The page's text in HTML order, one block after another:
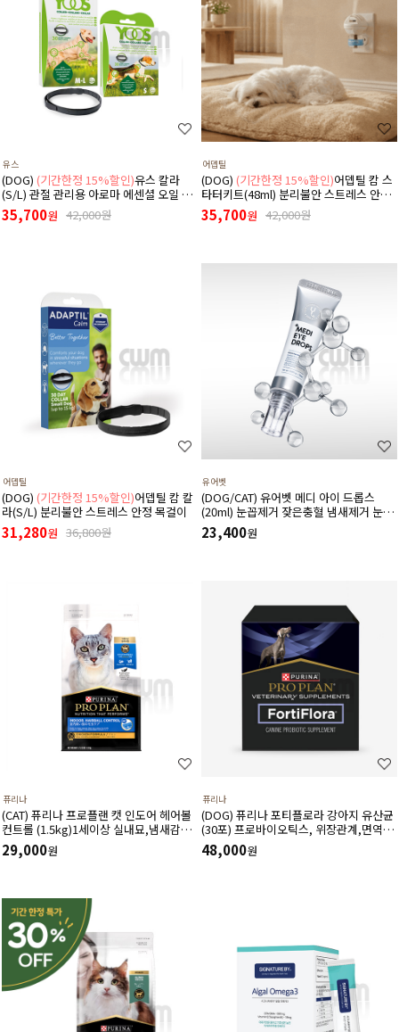
유스
(DOG) (기간한정 15%할인)유스 칼라
(S/L) 관절 관리용 아로마 에센셜 오일 목
걸이
35,700원 42,000원
어뎁틸
(DOG) (기간한정 15%할인)어뎁틸 캄 스
타터키트(48ml) 분리불안 스트레스 안정
디퓨저 (리필+본품(훈증기)구성)
35,700원 42,000원
어뎁틸
(DOG) (기간한정 15%할인)어뎁틸 캄 칼
라(S/L) 분리불안 스트레스 안정 목걸이
31,280원 36,800원
유어벳
(DOG/CAT) 유어벳 메디 아이 드롭스
(20ml) 눈꼽제거 잦은충혈 냄새제거 눈물
자국 간지러움증
23,400원
퓨리나
(CAT) 퓨리나 프로플랜 캣 인도어 헤어볼
컨트롤 (1.5kg)1세이상 실내묘,냄새감소,
헤어볼,저칼로리,신장건강,치아건강
29,000원
퓨리나
(DOG) 퓨리나 포티플로라 강아지 유산균
(30포) 프로바이오틱스, 위장관계,면역기
계,전반적인 건강에 도움
48,000원